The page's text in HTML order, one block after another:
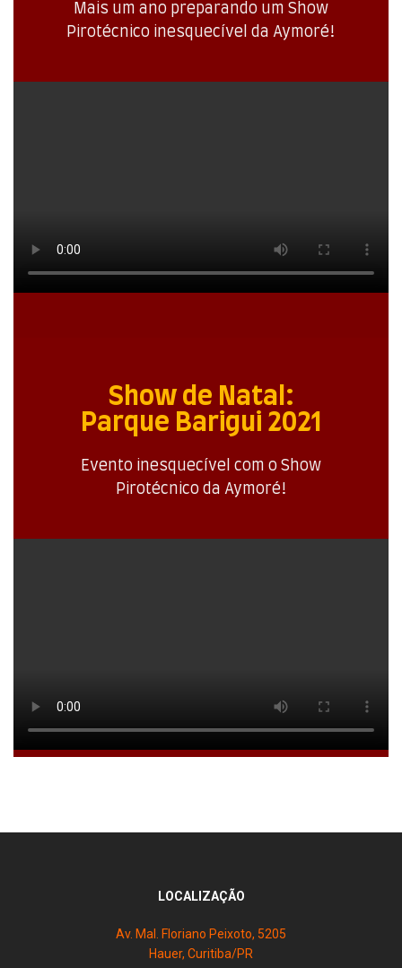
Mais um ano preparando um Show
Pirotécnico inesquecível da Aymoré!
Show de Natal:
Parque Barigui 2021
Evento inesquecível com o Show
Pirotécnico da Aymoré!
LOCALIZAÇÃO
Av. Mal. Floriano Peixoto, 5205
Hauer, Curitiba/PR